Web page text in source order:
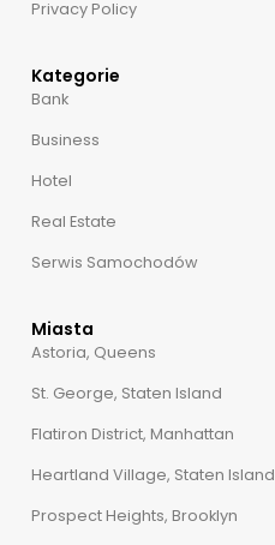
Privacy Policy
Kategorie
Bank
Business
Hotel
Real Estate
Serwis Samochodów
Miasta
Astoria, Queens
St. George, Staten Island
Flatiron District, Manhattan
Heartland Village, Staten Island
Prospect Heights, Brooklyn